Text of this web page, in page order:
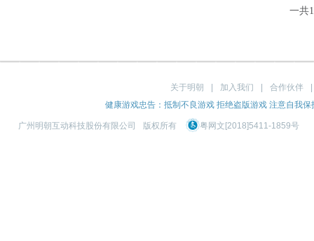
一共
关于明朝 加入我们 合作伙伴
健康游戏忠告：抵制不良游戏 拒绝盗版游戏 注意自我
广州明朝互动科技股份有限公司 版权所有 粤网文[2018]5411-1859号